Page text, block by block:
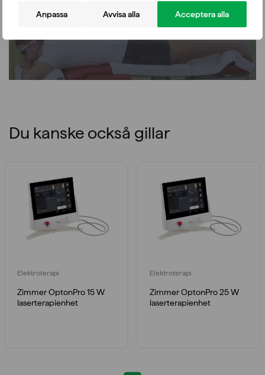
Anpassa Avvisa alla Acceptera alla
Du kanske också gillar
Elektroterapi
Zimmer OptonPro 15 W
laserterapienhet
Elektroterapi
Zimmer OptonPro 25 W
laserterapienhet